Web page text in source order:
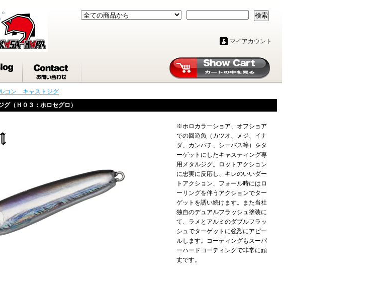
検索
マイアカウント
コン キャストジグ
（Ｈ０３：ホロセグロ）
※ホロカラーショア、オフショア
での回遊魚（カツオ、メジ、イナ
ダ、カンパチ、シーバス等）をタ
ーゲットにしたキャスティング専
用メタルジグ。ロットアクション
に忠実に反応し、キレのいいダー
トアクション、フォール時にはロ
ーリングを伴うアクションでター
ゲットを誘い続けます。また当社
独自のデュアルフラッシュ塗装に
て、ラメとアルミのダブルフラッ
シュでターゲットに強烈にアピー
ルします。コーティングもスーパ
ーハードコーティングで非常に頑
丈です。